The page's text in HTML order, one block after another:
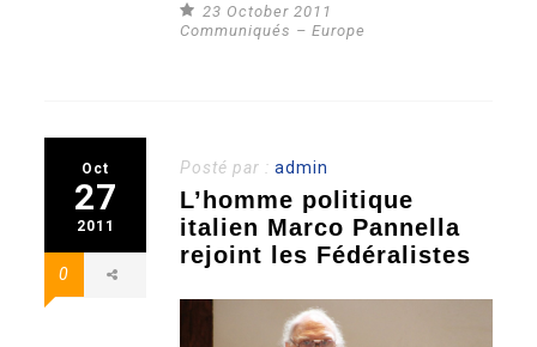
23 October 2011
Communiqués – Europe
Oct
27
2011
0
Posté par :admin
L’homme politique
italien Marco Pannella
rejoint les Fédéralistes